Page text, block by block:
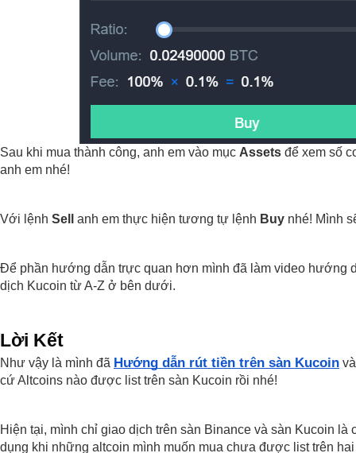
Sau khi mua thành công, anh em vào mục Assets để xem số
anh em nhé!
Với lệnh Sell anh em thực hiện tương tự lệnh Buy nhé! Mình
Để phần hướng dẫn trực quan hơn mình đã làm video hướng
dịch Kucoin từ A-Z ở bên dưới.
Lời Kết
Như vậy là mình đã Hướng dẫn rút tiền trên sàn Kucoin
cứ Altcoins nào được list trên sàn Kucoin rồi nhé!
Hiện tại, mình chỉ giao dịch trên sàn Binance và sàn Kucoin là
dụng khi những altcoin mình muốn mua chưa được list trên hai